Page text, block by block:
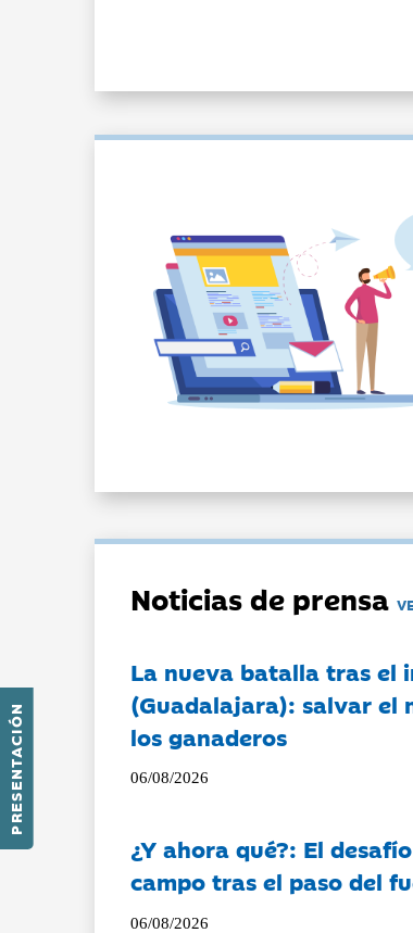
PRESENTACIÓN
Noticias de prensa
La nueva batalla tras el
(Guadalajara): salvar el
los ganaderos
06/08/2026
¿Y ahora qué?: El
campo tras el paso del
06/08/2026